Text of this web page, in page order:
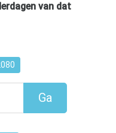
van dat
Ga